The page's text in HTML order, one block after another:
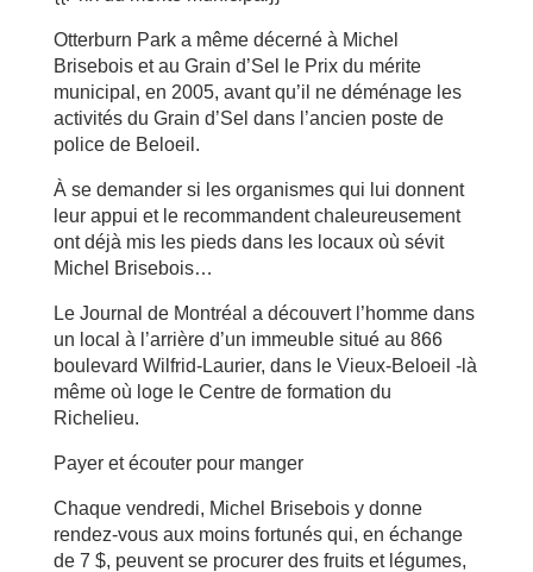
Otterburn Park a même décerné à Michel
Brisebois et au Grain d’Sel le Prix du mérite
municipal, en 2005, avant qu’il ne déménage les
activités du Grain d’Sel dans l’ancien poste de
police de Beloeil.
À se demander si les organismes qui lui donnent
leur appui et le recommandent chaleureusement
ont déjà mis les pieds dans les locaux où sévit
Michel Brisebois…
Le Journal de Montréal a découvert l’homme dans
un local à l’arrière d’un immeuble situé au 866
boulevard Wilfrid-Laurier, dans le Vieux-Beloeil -là
même où loge le Centre de formation du
Richelieu.
Payer et écouter pour manger
Chaque vendredi, Michel Brisebois y donne
rendez-vous aux moins fortunés qui, en échange
de 7 $, peuvent se procurer des fruits et légumes,